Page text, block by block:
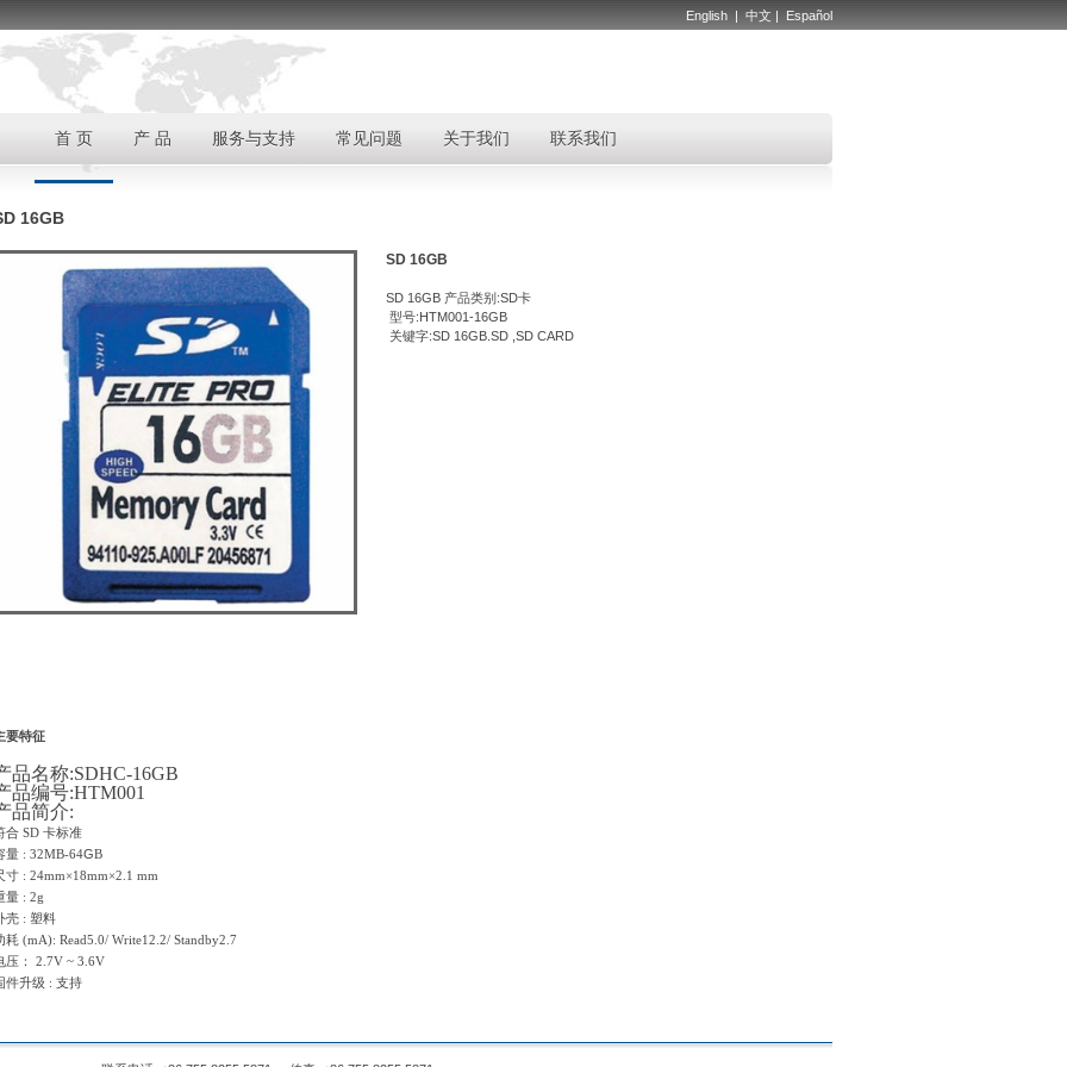
English | 中文 | Español
首 页 产 品 服务与支持 常见问题 关于我们 联系我们
16GB
SD 16GB
SD 16GB 产品类别:SD卡
型号:HTM001-16GB
关键字:SD 16GB.SD ,SD CARD
要特征
品名称:SDHC-16GB
品编号:HTM001
品简介:
合 SD 卡标准
量 : 32MB-64GB
寸 : 24mm×18mm×2.1 mm
量 : 2g
壳 : 塑料
耗 (mA): Read5.0/ Write12.2/ Standby2.7
压： 2.7V ~ 3.6V
件升级 : 支持